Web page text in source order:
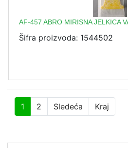
AF-457 ABRO MIRISNA JELKICA
Šifra proizvoda: 1544502
1 2 Sledeća Kraj